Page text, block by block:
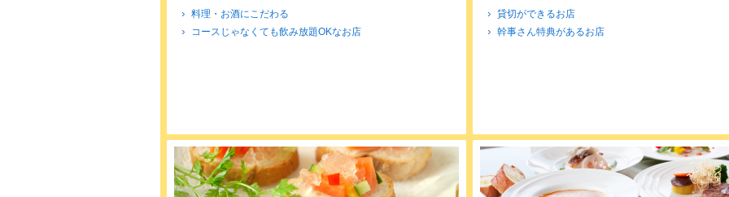
料理・お酒にこだわる
コースじゃなくても飲み放題OKなお店
貸切ができるお店
幹事さん特典があるお店